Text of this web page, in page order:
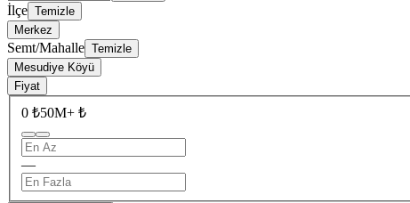
İlçe Temizle
Merkez
Semt/Mahalle Temizle
Mesudiye Köyü
Fiyat
0 ₺50M+ ₺
—